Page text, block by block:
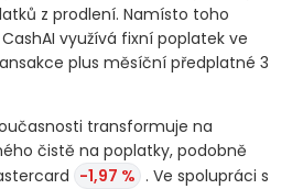
z prodlení. Namísto toho
využívá fixní poplatek ve
plus měsíční předplatné 3
transformuje na
čistě na poplatky, podobně
-1,97 % . Ve spolupráci s